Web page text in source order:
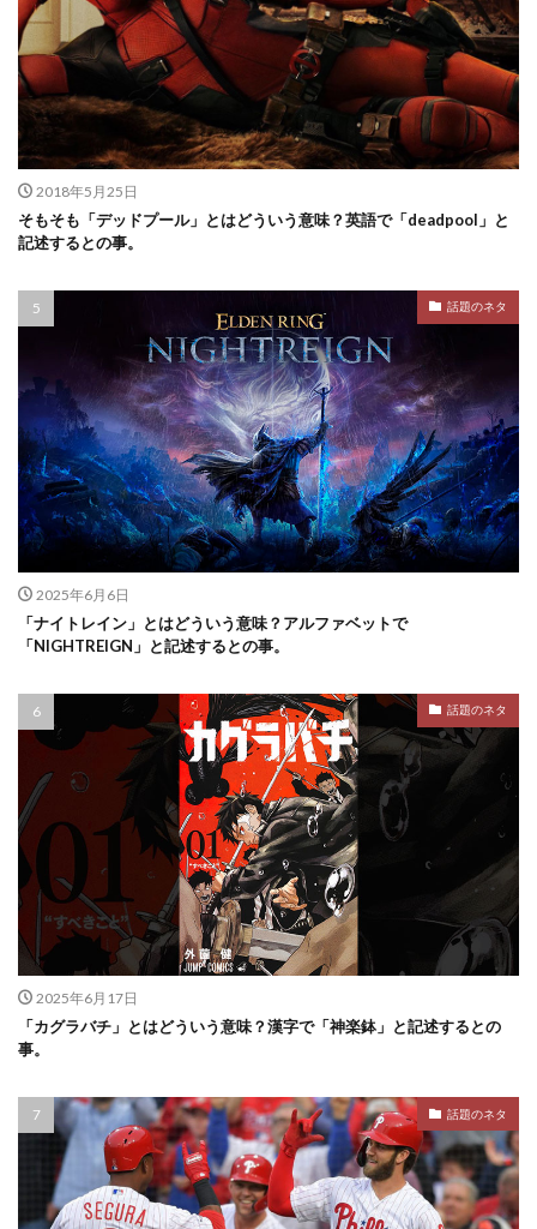
2018年5月25日
そもそも「デッドプール」とはどういう意味？英語で「deadpool」と
記述するとの事。
話題のネタ
2025年6月6日
「ナイトレイン」とはどういう意味？アルファベットで
「NIGHTREIGN」と記述するとの事。
話題のネタ
2025年6月17日
「カグラバチ」とはどういう意味？漢字で「神楽鉢」と記述するとの
事。
話題のネタ